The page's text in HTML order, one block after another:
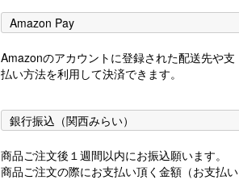
Amazon Pay
Amazonのアカウントに登録された配送先や支
払い方法を利用して決済できます。
銀行振込（関西みらい）
商品ご注文後１週間以内にお振込願います。
商品ご注文の際にお支払い頂く金額（お支払い